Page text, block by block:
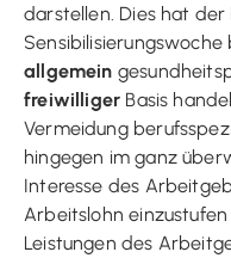
darstellen. Dies hat der
allgemein
freiwilliger Basis
Vermeidung
hingegen im ganz
Interesse des
Arbeitslohn
Leistungen des